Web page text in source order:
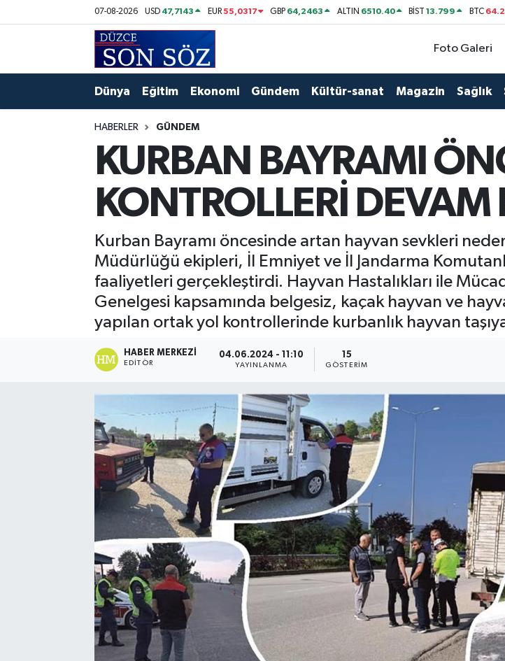
07-08-2026 USD 47,7143 EUR55,0317 GBP 64,2463 ALTIN 6510.40 BİST13.799 BTC
Foto Galeri
Dünya Eğitim Ekonomi Gündem Kültür-sanat Magazin Sağlık
HABERLER GÜNDEM
KURBAN BAYRAMI
KONTROLLERİ DEVAM
Kurban Bayramı öncesinde artan hayvan sevkleri
Müdürlüğü ekipleri, İl Emniyet ve İl Jandarma
faaliyetleri gerçekleştirdi. Hayvan Hastalıkları ile
Genelgesi kapsamında belgesiz, kaçak hayvan ve
yapılan ortak yol kontrollerinde kurbanlık hayvan
HABER MERKEZI
EDITÖR
04.06.2024 - 11:10
YAYINLANMA
15
GÖSTERIM
Gizlilik Sözleşmesi
Video Galeri
Akçakoca Nöbetçi Eczaneler
Akçakoca Hava Durumu
Akçakoca Trafik Yoğunluk Haritası
Süper Lig Puan Durumu ve Fikstür
Tüm Manşetler
Haber Arşivi